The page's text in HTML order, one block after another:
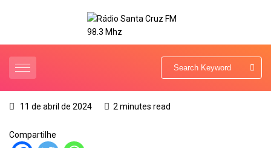
11 de abril de 2024 2 minutes read
Compartilhe